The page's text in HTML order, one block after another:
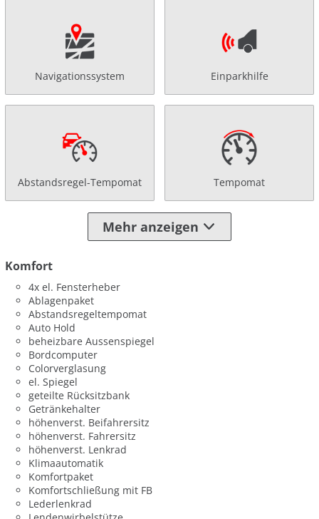
Navigationssystem Einparkhilfe
Abstandsregel-Tempomat Tempomat
Mehr anzeigen
Komfort
4x el. Fensterheber
Ablagenpaket
Abstandsregeltempomat
Auto Hold
beheizbare Aussenspiegel
Bordcomputer
Colorverglasung
el. Spiegel
geteilte Rücksitzbank
Getränkehalter
höhenverst. Beifahrersitz
höhenverst. Fahrersitz
höhenverst. Lenkrad
Klimaautomatik
Komfortpaket
Komfortschließung mit FB
Lederlenkrad